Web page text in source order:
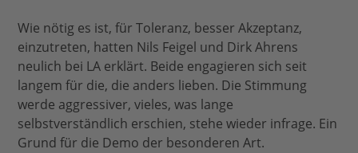
Wie nötig es ist, für Toleranz, besser Akzeptanz,
einzutreten, hatten Nils Feigel und Dirk Ahrens
neulich bei LA erklärt. Beide engagieren sich seit
langem für die, die anders lieben. Die Stimmung
werde aggressiver, vieles, was lange
selbstverständlich erschien, stehe wieder infrage. Ein
Grund für die Demo der besonderen Art.